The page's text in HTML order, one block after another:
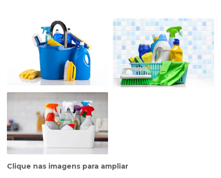
Clique nas imagens para ampliar